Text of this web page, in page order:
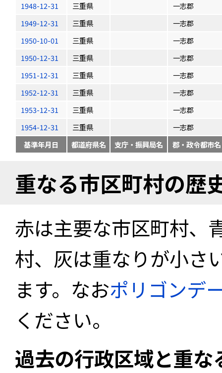
1948-12-31
三重県
一志郡
1949-12-31
三重県
一志郡
1950-10-01
三重県
一志郡
1950-12-31
三重県
一志郡
1951-12-31
三重県
一志郡
1952-12-31
三重県
一志郡
1953-12-31
三重県
一志郡
1954-12-31
三重県
一志郡
基準年月日
都道府県名 支庁・振興局名 郡・政令都市名
重なる市区町村の歴
赤は主要な市区町村、
村、灰は重なりが小さ
ます。なおポリゴンデ
ください。
過去の行政区域と重